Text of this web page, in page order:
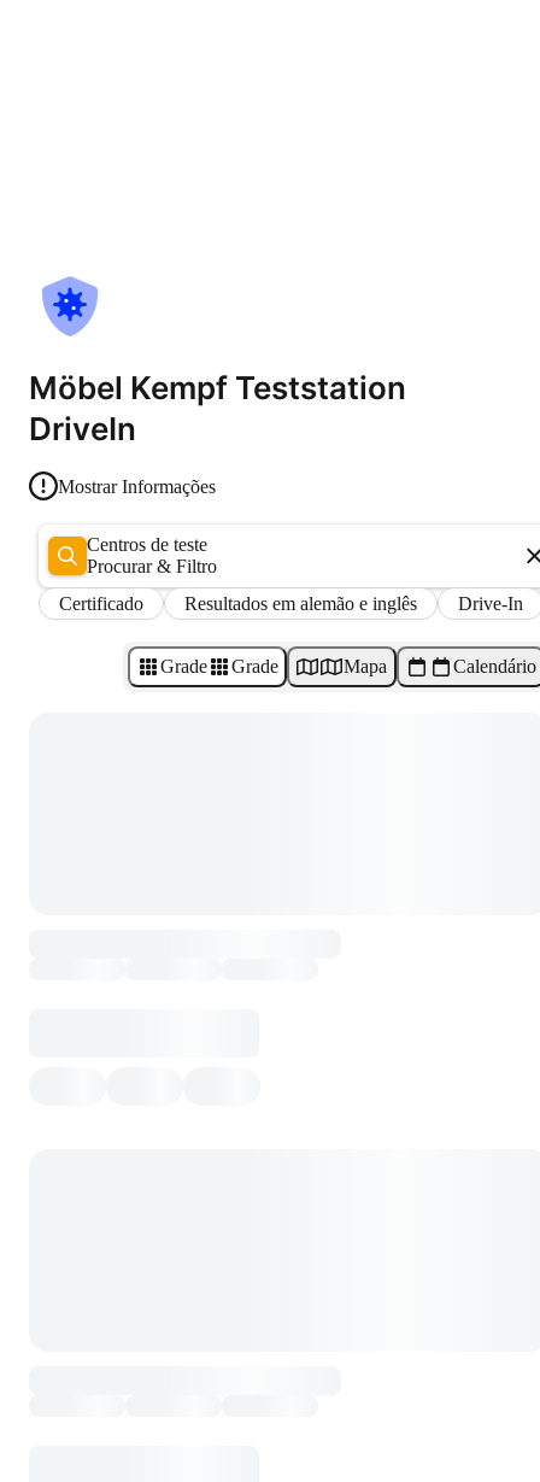
Möbel Kempf Teststation
DriveIn
Mostrar Informações
Centros de teste
Procurar & Filtro
Certificado
Resultados em alemão e inglês Drive-In
Grade Grade Mapa Calendário